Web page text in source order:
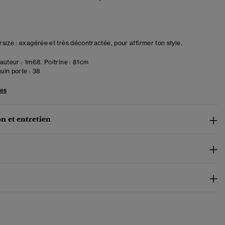
: exagérée et très décontractée, pour affirmer ton style.
: 1m68. Poitrine : 81cm
porte : 38
et entretien